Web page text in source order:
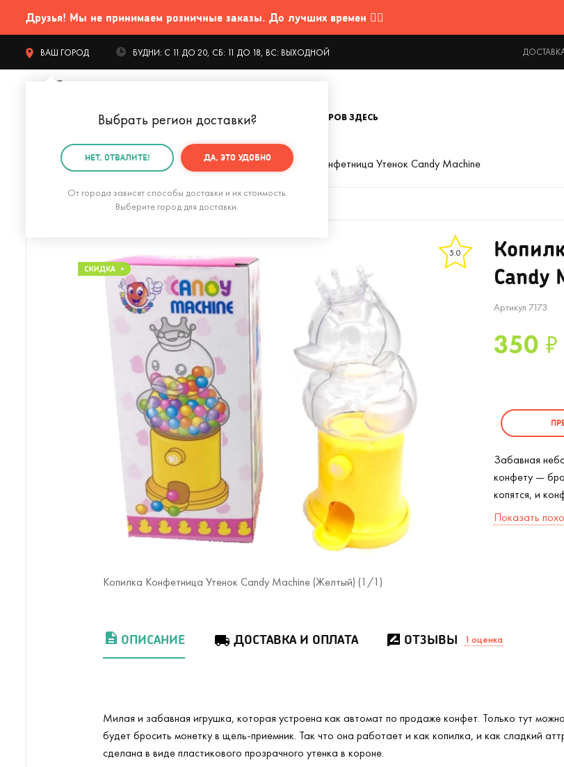
Друзья! Мы не принимаем розничные заказы. До лучших времен 🤷‍♂️
ВАШ ГОРОД
Выбрать регион доставки?
НЕТ, ОТВАЛИТЕ! ДА, ЭТО УДОБНО
От города зависят способы доставки и их стоимость.
Выберите город для доставки.
БУДНИ: С 11 ДО 20, СБ: 11 ДО 18, ВС: ВЫХОДНОЙ
КАТАЛОГ ТОВАРОВ ЗДЕСЬ
Главная Интерьер Хранение Копилки Копилка Конфетница Утенок Candy Machine
5.0
Копилка Конфетница Утенок Candy Machine (Желтый) (1 /1)
Candy
Артикул 7173
350 ₽
Забавная
конфету —
копятся, и
Показать
ОПИСАНИЕ ДОСТАВКА И ОПЛАТА ОТЗЫВЫ 1 оценка
Милая и забавная игрушка, которая устроена как автомат по продаже конфет. Только тут
будет бросить монетку в щель-приемник. Так что она работает и как копилка, и как сладкий
сделана в виде пластикового прозрачного утенка в короне.